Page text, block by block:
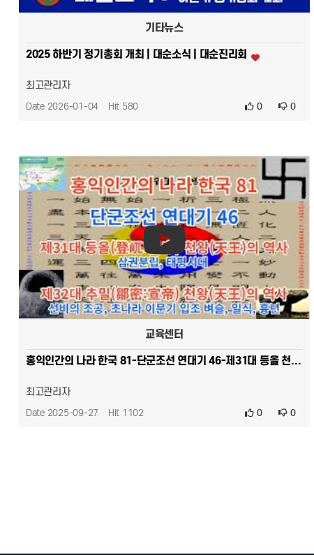
기타뉴스
2025 하반기 정기총회 개최 | 대순소식 | 대순진리회
최고관리자
Date 2026-01-04 Hit 580 0 0
교육센터
홍익인간의 나라 한국 81-단군조선 연대기 46-제31대 등올 천왕-삼권분립,태평시대 -제32대 추밀 천왕-…
최고관리자
Date 2025-09-27 Hit 1102 0 0